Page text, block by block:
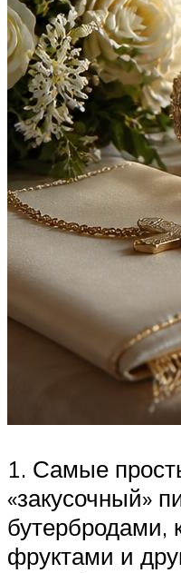
1. Самые
«закусочный»
бутербродами,
фруктами и